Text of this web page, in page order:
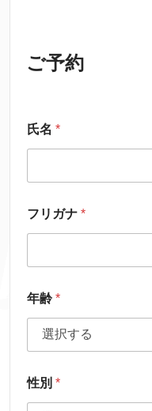
ご予約
氏名 *
フリガナ *
年齢 *
性別 *